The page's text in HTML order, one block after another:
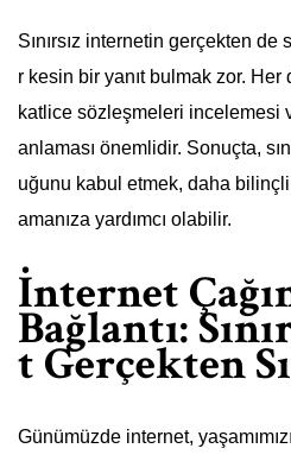
Sınırsız internetin gerçekten de
r kesin bir yanıt bulmak zor. Her
katlice sözleşmeleri incelemesi
anlaması önemlidir. Sonuçta,
uğunu kabul etmek, daha
amanıza yardımcı olabilir.
İnternet
Bağlantı:
t Gerçekten
Günümüzde internet,